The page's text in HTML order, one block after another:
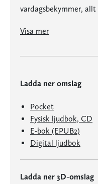
vardagsbekymmer,
Visa mer
Ladda ner omslag
Pocket
Fysisk ljudbok, CD
E-bok (EPUB2)
Digital ljudbok
Ladda ner 3D-omslag